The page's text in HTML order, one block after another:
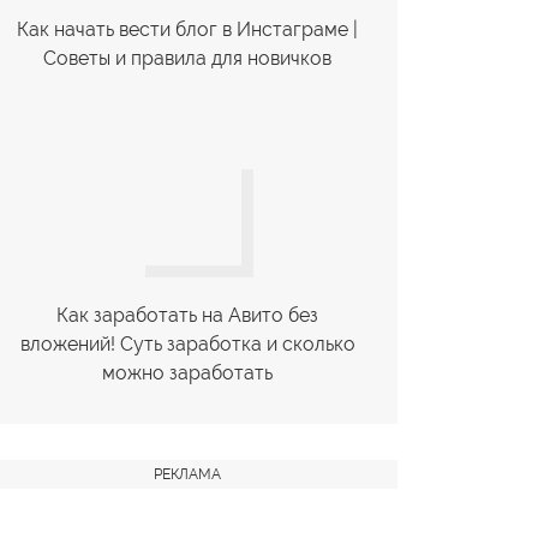
Как начать вести блог в Инстаграме |
Советы и правила для новичков
Как заработать на Авито без
вложений! Суть заработка и сколько
можно заработать